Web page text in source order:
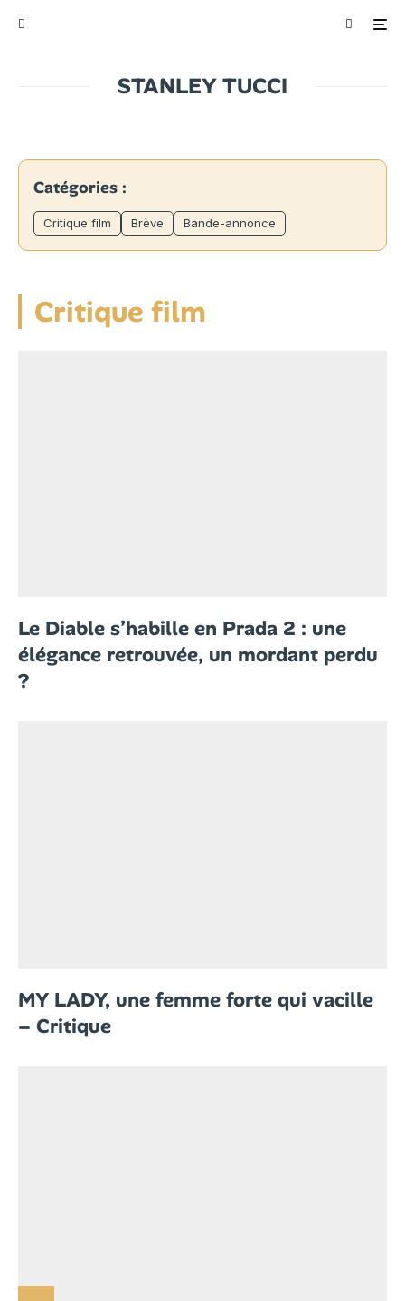
STANLEY TUCCI
Catégories :
Critique film Brève Bande-annonce
Critique film
Le Diable s’habille en Prada 2 : une
élégance retrouvée, un mordant perdu
?
MY LADY, une femme forte qui vacille
– Critique